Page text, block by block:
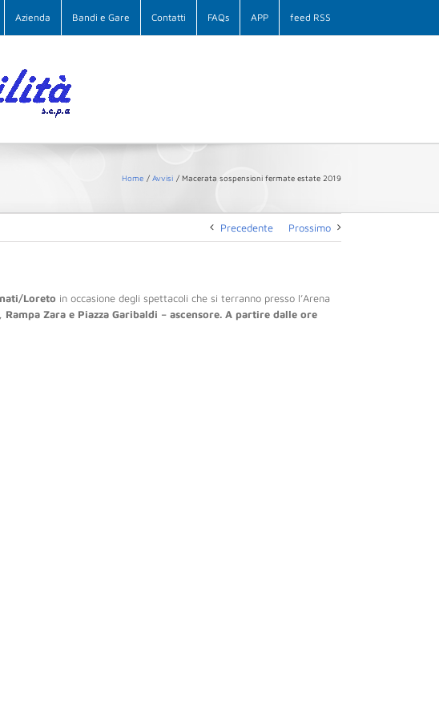
Azienda Bandi e Gare Contatti FAQs APP feed RSS
Home Avvisi Macerata sospensioni fermate estate 2019
Precedente Prossimo
Loreto in occasione degli spettacoli che si terranno presso l’Arena
Zara e Piazza Garibaldi – ascensore. A partire dalle ore